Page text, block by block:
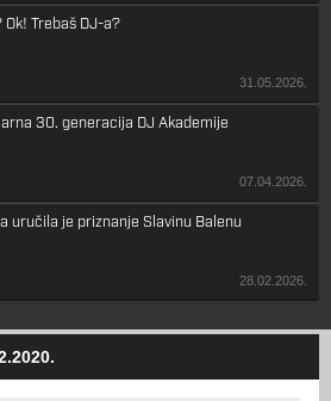
Ok! Trebaš DJ-a?
31.05.2026.
30. generacija DJ Akademije
07.04.2026.
uručila je priznanje Slavinu Balenu
28.02.2026.